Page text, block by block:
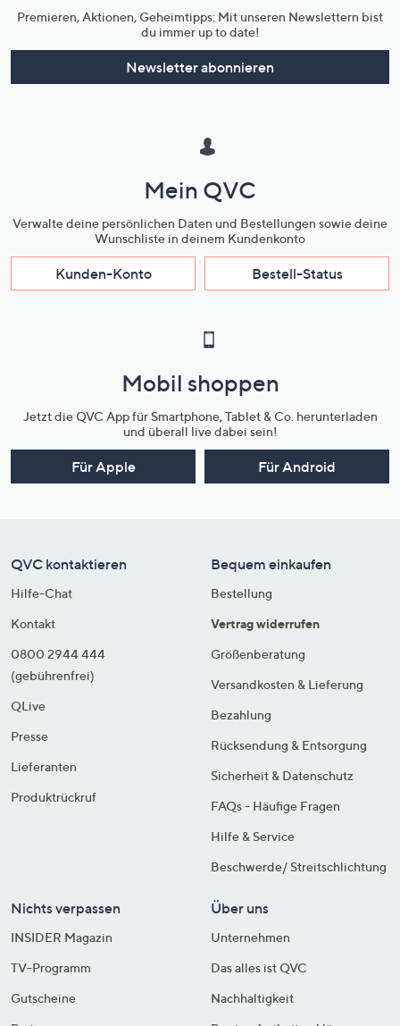
Premieren, Aktionen, Geheimtipps: Mit unseren Newslettern bist
du immer up to date!
Newsletter abonnieren
Mein QVC
Verwalte deine persönlichen Daten und Bestellungen sowie deine
Wunschliste in deinem Kundenkonto
Kunden-Konto Bestell-Status
Mobil shoppen
Jetzt die QVC App für Smartphone, Tablet & Co. herunterladen
und überall live dabei sein!
Für Apple Für Android
QVC kontaktieren
Hilfe-Chat
Kontakt
0800 2944 444
(gebührenfrei)
QLive
Presse
Lieferanten
Produktrückruf
Bequem einkaufen
Bestellung
Vertrag widerrufen
Größenberatung
Versandkosten & Lieferung
Bezahlung
Rücksendung & Entsorgung
Sicherheit & Datenschutz
FAQs - Häufige Fragen
Hilfe & Service
Beschwerde/ Streitschlichtung
Nichts verpassen
INSIDER Magazin
TV-Programm
Gutscheine
Über uns
Unternehmen
Das alles ist QVC
Nachhaltigkeit